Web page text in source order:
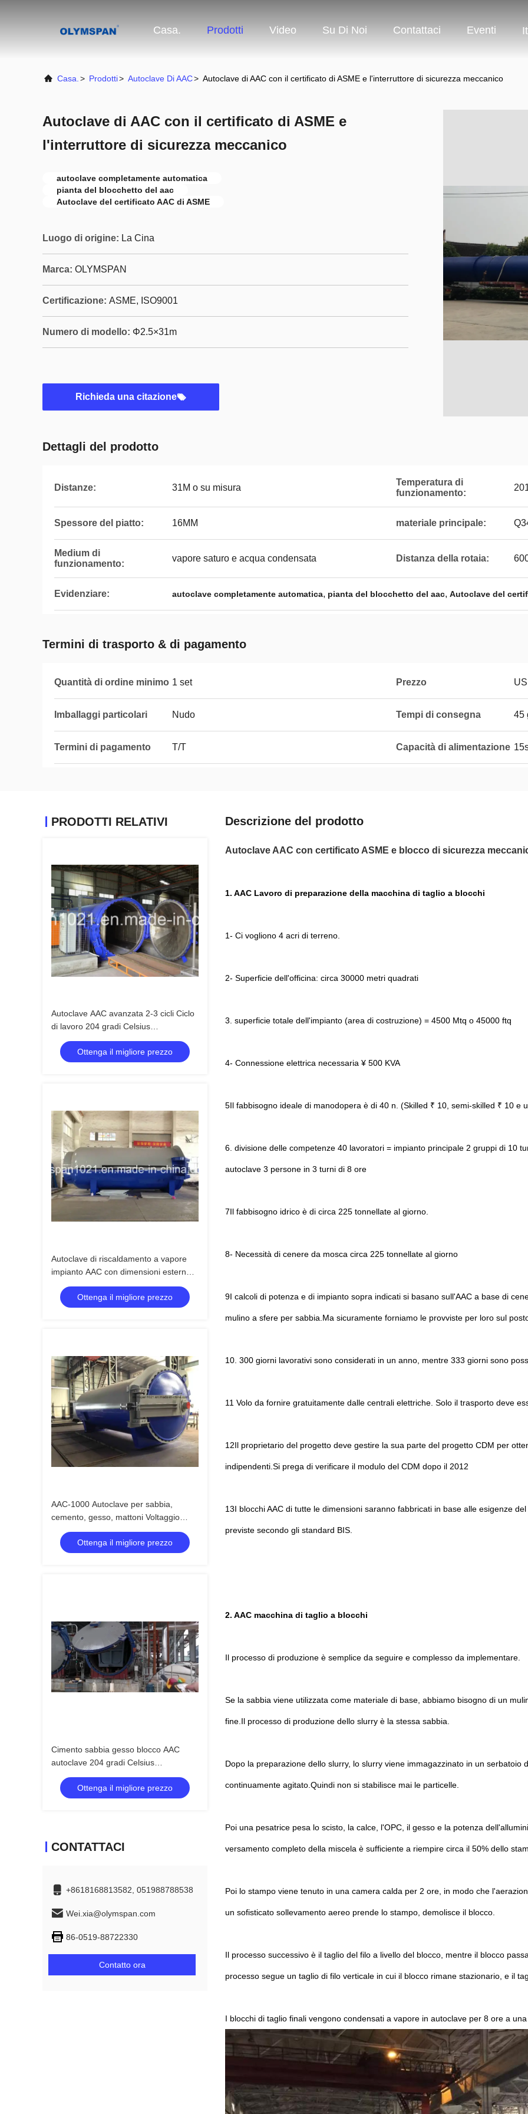
Casa. Prodotti Video Su Di Noi Contattaci Eventi
Casa. > Prodotti> Autoclave Di AAC> Autoclave di AAC con il certificato di ASME e l'interruttore di sicurezza meccanico
Autoclave di AAC con il certificato di ASME e
l'interruttore di sicurezza meccanico
autoclave completamente automatica
pianta del blocchetto del aac
Autoclave del certificato AAC di ASME
Luogo di origine: La Cina
Marca: OLYMSPAN
Certificazione: ASME, ISO9001
Numero di modello: Φ2.5×31m
Richieda una citazione
Dettagli del prodotto
Distanze: 31M o su misura
Temperatura di
funzionamento:
Spessore del piatto: 16MM materiale principale:
Medium di
funzionamento:
vapore saturo e acqua condensata Distanza della rotaia:
Evidenziare: autoclave completamente automatica, pianta del blocchetto del aac, Autoclave del
Termini di trasporto & di pagamento
Quantità di ordine minimo 1 set Prezzo
Imballaggi particolari Nudo Tempi di consegna 45
Termini di pagamento T/T Capacità di alimentazione
PRODOTTI RELATIVI
Autoclave AAC avanzata 2-3 cicli Ciclo
di lavoro 204 gradi Celsius
Temperatura di progettazione
Ottenga il migliore prezzo
Autoclave di riscaldamento a vapore
impianto AAC con dimensioni esterne
32,8m*3,1m*4,0m
Ottenga il migliore prezzo
AAC-1000 Autoclave per sabbia,
cemento, gesso, mattoni Voltaggio
220V 380V
Ottenga il migliore prezzo
Cimento sabbia gesso blocco AAC
autoclave 204 gradi Celsius
temperatura di progettazione
Ottenga il migliore prezzo
CONTATTACI
+8618168813582, 051988788538
Wei.xia@olymspan.com
86-0519-88722330
Contatto ora
Descrizione del prodotto
Autoclave AAC con certificato ASME e blocco di sicurezza
1. AAC Lavoro di preparazione della macchina di taglio a blocchi
1- Ci vogliono 4 acri di terreno.
2- Superficie dell'officina: circa 30000 metri quadrati
3. superficie totale dell'impianto (area di costruzione) = 4500 Mtq o 45000 ftq
4- Connessione elettrica necessaria ¥ 500 KVA
5Il fabbisogno ideale di manodopera è di 40 n. (Skilled ₹ 10, semi-skilled ₹ 10 e
6. divisione delle competenze 40 lavoratori = impianto principale 2 gruppi di 10
autoclave 3 persone in 3 turni di 8 ore
7Il fabbisogno idrico è di circa 225 tonnellate al giorno.
8- Necessità di cenere da mosca circa 225 tonnellate al giorno
9I calcoli di potenza e di impianto sopra indicati si basano sull'AAC a base di
mulino a sfere per sabbia.Ma sicuramente forniamo le provviste per loro sul
10. 300 giorni lavorativi sono considerati in un anno, mentre 333 giorni sono
11 Volo da fornire gratuitamente dalle centrali elettriche. Solo il trasporto deve
12Il proprietario del progetto deve gestire la sua parte del progetto CDM per
indipendenti.Si prega di verificare il modulo del CDM dopo il 2012
13I blocchi AAC di tutte le dimensioni saranno fabbricati in base alle esigenze
previste secondo gli standard BIS.
2. AAC macchina di taglio a blocchi
Il processo di produzione è semplice da seguire e complesso da implementare.
Se la sabbia viene utilizzata come materiale di base, abbiamo bisogno di un
fine.Il processo di produzione dello slurry è la stessa sabbia.
Dopo la preparazione dello slurry, lo slurry viene immagazzinato in un serbatoio
continuamente agitato.Quindi non si stabilisce mai le particelle.
Poi una pesatrice pesa lo scisto, la calce, l'OPC, il gesso e la potenza
versamento completo della miscela è sufficiente a riempire circa il 50% dello
Poi lo stampo viene tenuto in una camera calda per 2 ore, in modo che
un sofisticato sollevamento aereo prende lo stampo, demolisce il blocco.
Il processo successivo è il taglio del filo a livello del blocco, mentre il blocco
processo segue un taglio di filo verticale in cui il blocco rimane stazionario, e il
I blocchi di taglio finali vengono condensati a vapore in autoclave per 8 ore a